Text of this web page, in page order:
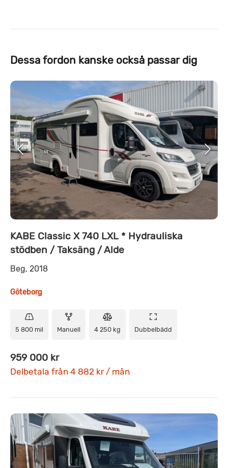
Dessa fordon kanske också passar dig
KABE Classic X 740 LXL * Hydrauliska
stödben / Taksäng / Alde
Beg, 2018
Göteborg
5 800 mil Manuell 4 250 kg Dubbelbädd
959 000 kr
Delbetala från 4 882 kr / mån